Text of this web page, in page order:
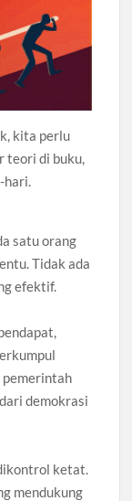
kita perlu
teori di buku,
hari.
satu orang
Tidak ada
efektif.
demokrasi
ketat.
mendukung